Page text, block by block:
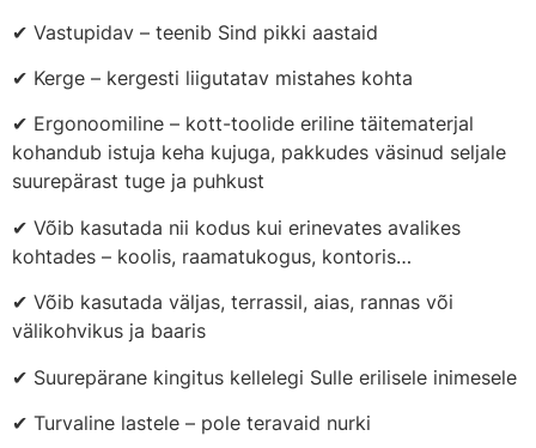
✔ Vastupidav – teenib Sind pikki aastaid
✔ Kerge – kergesti liigutatav mistahes kohta
✔ Ergonoomiline – kott-toolide eriline täitematerjal
kohandub istuja keha kujuga, pakkudes väsinud seljale
suurepärast tuge ja puhkust
✔ Võib kasutada nii kodus kui erinevates avalikes
kohtades – koolis, raamatukogus, kontoris…
✔ Võib kasutada väljas, terrassil, aias, rannas või
välikohvikus ja baaris
✔ Suurepärane kingitus kellelegi Sulle erilisele inimesele
✔ Turvaline lastele – pole teravaid nurki